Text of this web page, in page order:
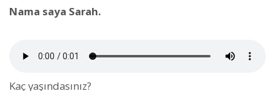
Nama saya Sarah.
Kaç yaşındasınız?